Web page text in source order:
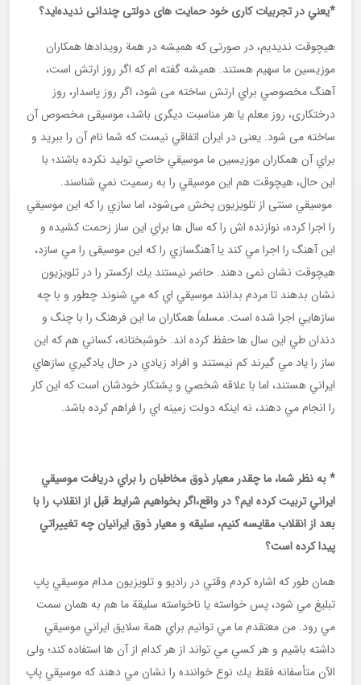
*يعني در تجربيات کاری خود حمايت های دولتی چندانی نديده‌ايد؟
هيچوقت نديديم، در صورتی كه هميشه در همة رویدادها همكاران
موزیسین ما سهیم هستند. هميشه گفته ام كه اگر روز ارتش است،
آهنگ مخصوصي براي ارتش ساخته می شود، اگر روز پاسدار، روز
درختکاری، روز معلم يا هر مناسبت ديگری باشد، موسیقی مخصوص آن
ساخته می شود. یعنی در ايران اتفاقي نيست كه شما نام آن را ببريد و
براي آن همكاران موزيسين ما موسيقي خاصي توليد نكرده باشند؛ با
این حال، هيچوقت هم اين موسيقي را به رسميت نمي شناسند.
موسيقي سنتی از تلویزیون پخش می‌شود، اما سازي را كه اين موسيقي
را اجرا كرده، نوازنده اش را كه سال ها براي اين ساز زحمت كشيده و
اين آهنگ را اجرا مي كند يا آهنگسازي را كه اين موسیقی را مي سازد،
هيچوقت نشان نمی دهند. حاضر نيستند يك اركستر را در تلويزيون
نشان بدهند تا مردم بدانند موسيقي اي كه مي شنوند چطور و با چه
سازهايي اجرا شده است. مسلماً همكاران ما اين فرهنگ را با چنگ و
دندان طي اين سال ها حفظ كرده اند. خوشبختانه، كساني هم كه اين
ساز را ياد مي گيرند كم نيستند و افراد زيادي در حال يادگيري سازهاي
ايراني هستند، اما با علاقه شخصي و پشتكار خودشان است كه اين كار
را انجام مي دهند، نه اينكه دولت زمينه اي را فراهم كرده باشد.
* به نظر شما، ما چقدر معيار ذوق مخاطبان را براي دريافت موسيقي
ايراني تربيت كرده ايم؟ در واقع،اگر بخواهيم شرايط قبل از انقلاب را با
بعد از انقلاب مقايسه كنيم، سليقه و معيار ذوق ايرانيان چه تغييراتي
پیدا كرده است؟
همان طور که اشاره کردم وقتي در رادیو و تلویزیون مدام موسيقي پاپ
تبليغ مي شود، پس خواسته يا ناخواسته سليقة ما هم به همان سمت
مي رود. من معتقدم ما مي توانيم براي همة سلايق ايراني موسيقي
داشته باشيم و هر كسي مي تواند از هر کدام از آن ها استفاده كند؛ ولی
الآن متأسفانه فقط يك نوع خواننده را نشان مي دهند كه موسيقي پاپ